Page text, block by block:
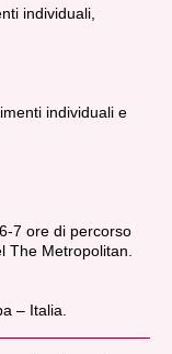
individuali,
individuali e
7 ore di percorso
The Metropolitan.
– Italia.